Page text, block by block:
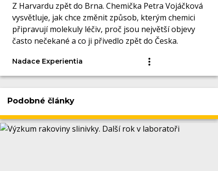
Z Harvardu zpět do Brna. Chemička Petra Vojáčková
vysvětluje, jak chce změnit způsob, kterým chemici
připravují molekuly léčiv, proč jsou největší objevy
často nečekané a co ji přivedlo zpět do Česka.
Nadace Experientia
Podobné články